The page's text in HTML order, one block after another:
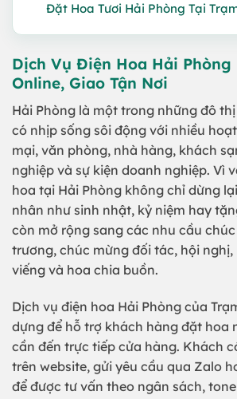
Đặt Hoa Tươi Hải Phòng Tại
Dịch Vụ Điện Hoa Hải
Online, Giao Tận Nơi
Hải Phòng là một trong những đô
có nhịp sống sôi động với nhiều
mại, văn phòng, nhà hàng, khách
nghiệp và sự kiện doanh nghiệp. Vì
hoa tại Hải Phòng không chỉ dừng
nhân như sinh nhật, kỷ niệm hay
còn mở rộng sang các nhu cầu
trương, chúc mừng đối tác, hội nghị,
viếng và hoa chia buồn.
Dịch vụ điện hoa Hải Phòng của
dựng để hỗ trợ khách hàng đặt hoa
cần đến trực tiếp cửa hàng. Khách
trên website, gửi yêu cầu qua Zalo
để được tư vấn theo ngân sách,